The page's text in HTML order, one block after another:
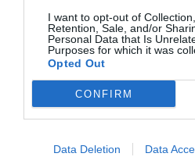
I want to opt-out of
Retention, Sale, and/or
Personal Data that Is
Purposes for which it was
Opted Out
CONFIRM
Data Deletion Data